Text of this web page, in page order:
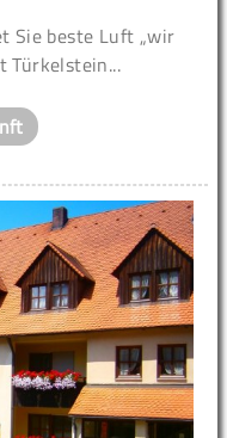
Sie beste Luft „wir
Türkelstein...